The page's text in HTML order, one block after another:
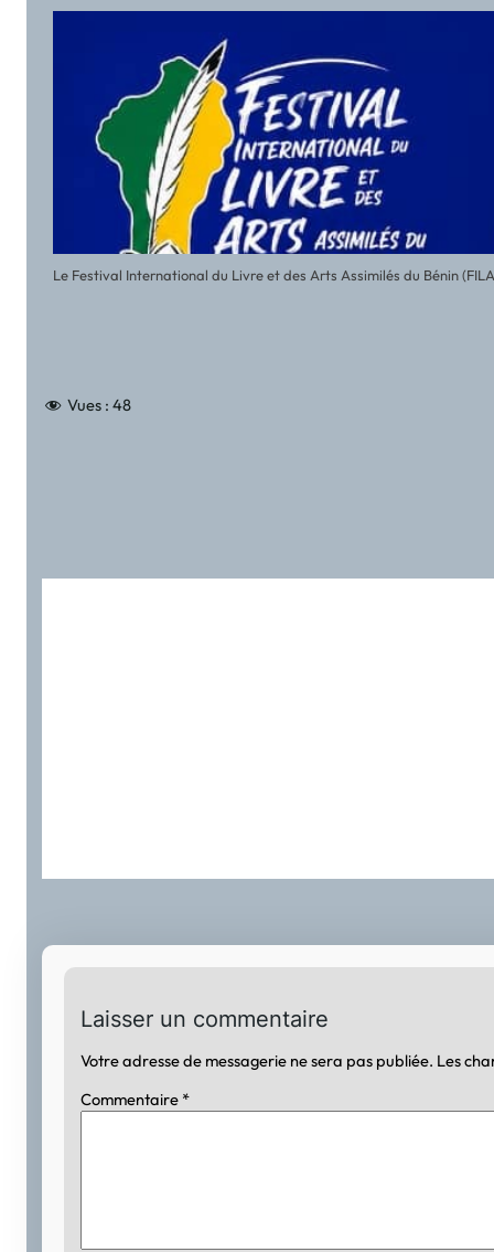
Le Festival International du Livre et des Arts Assimilés du Bénin
Vues : 48
Laisser un commentaire
Votre adresse de messagerie ne sera pas publiée. Les
Commentaire *